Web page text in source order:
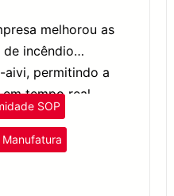
melhorou as
incêndio
aivi, permitindo a
tempo real,
reduzindo o tempo
SOP
Manufatura